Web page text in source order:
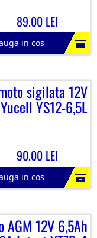
89.00 LEI
in cos
sigilata 12V
YS12-6,5L
90.00 LEI
in cos
12V 6,5Ah